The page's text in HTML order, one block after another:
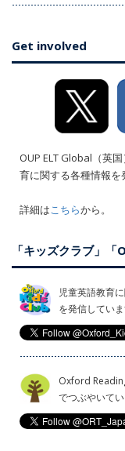
Get involved
OUP ELT Global（英
育に関する各種情報を
詳細はこちらから。
「キッズクラブ」
児童英語教育
を発信していま
Oxford
でつぶやいてい